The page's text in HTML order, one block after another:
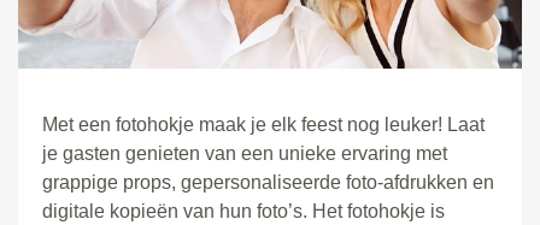
Met een fotohokje maak je elk feest nog leuker! Laat
je gasten genieten van een unieke ervaring met
grappige props, gepersonaliseerde foto-afdrukken en
digitale kopieën van hun foto’s. Het fotohokje is